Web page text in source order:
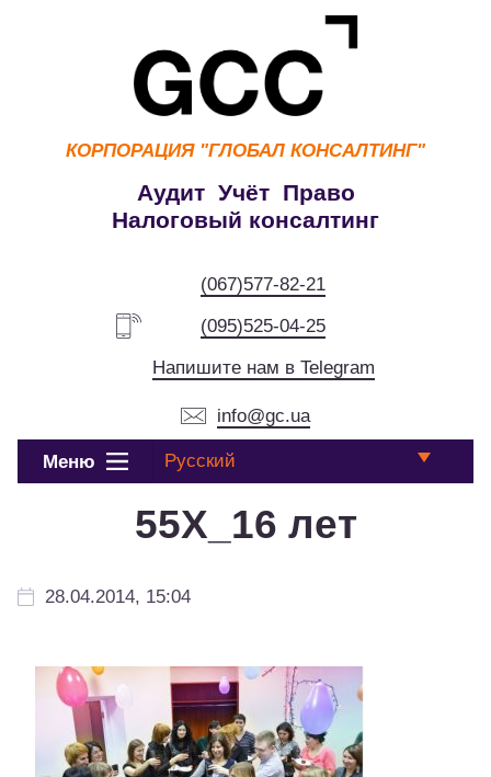
КОРПОРАЦИЯ "ГЛОБАЛ КОНСАЛТИНГ"
Аудит Учёт Право
Налоговый консалтинг
(067)577-82-21
(095)525-04-25
Напишите нам в Telegram
info@gc.ua
Меню Русский
55Х_16 лет
28.04.2014, 15:04